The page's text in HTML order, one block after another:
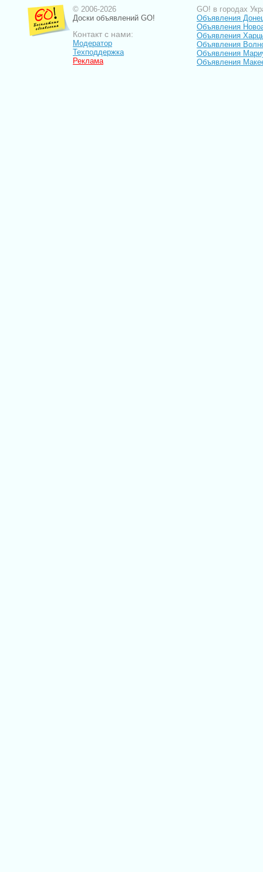
© 2006-2026
Доски объявлений GO!
Контакт с нами:
Модератор
Техподдержка
Реклама
GO! в городах
Объявления
Объявления
Объявления
Объявления
Объявления
Объявления